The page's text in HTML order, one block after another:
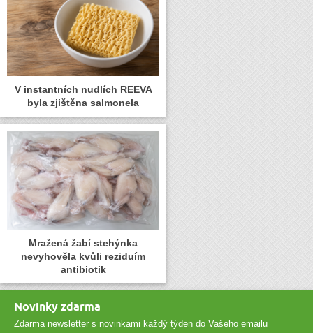
V instantních nudlích REEVA
byla zjištěna salmonela
Mražená žabí stehýnka
nevyhověla kvůli reziduím
antibiotik
Novinky zdarma
Zdarma newsletter s novinkami každý týden do Vašeho emailu